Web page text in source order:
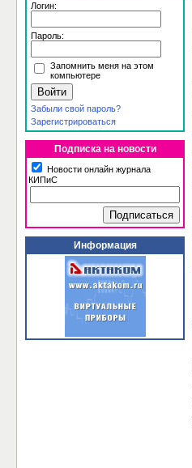
Логин:
Пароль:
Запомнить меня на этом
компьютере
Забыли свой пароль?
Зарегистрироваться
Подписка на новости
Новости онлайн журнала
КИПиС
Информация